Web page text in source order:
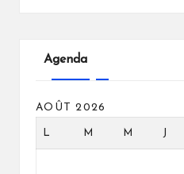
Agenda
AOÛT 2026
L M M J